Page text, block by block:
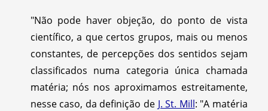
"Não pode haver objeção, do ponto de vista
científico, a que certos grupos, mais ou menos
constantes, de percepções dos sentidos sejam
classificados numa categoria única chamada
matéria; nós nos aproximamos estreitamente,
nesse caso, da definição de J. St. Mill: "A matéria